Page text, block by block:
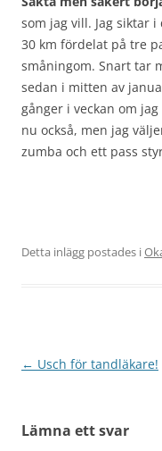
som jag vill. Jag siktar
30 km fördelat på tre
småningom. Snart tar
sedan i mitten av
gånger i veckan om
nu också, men jag
zumba och ett pass
Detta inlägg postades i
Inläggsnavigering
← Usch för tandläkare!
Lämna ett svar